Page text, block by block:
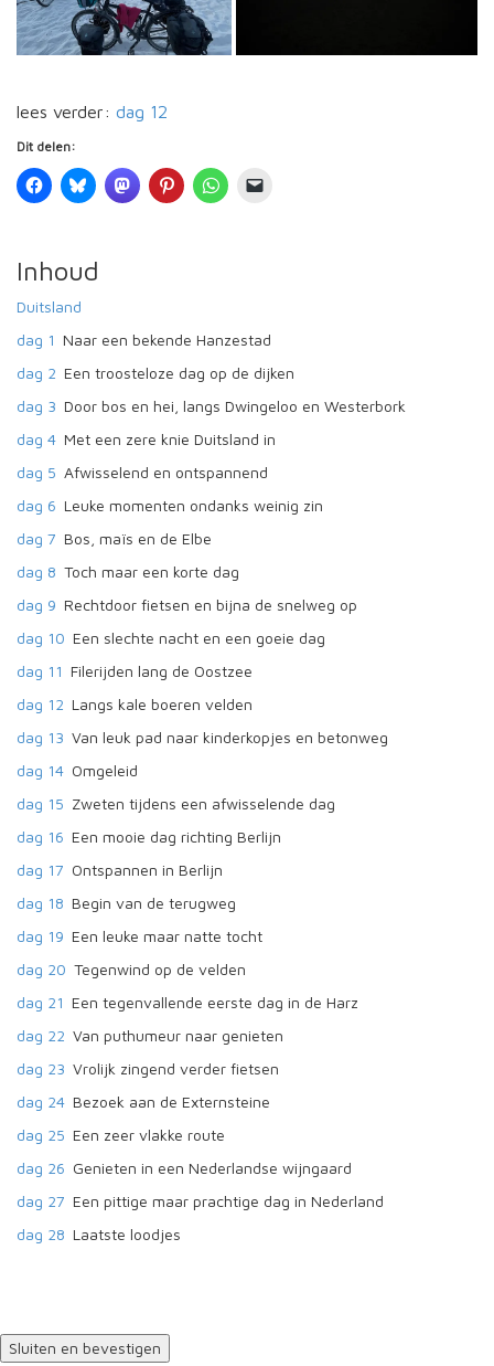
lees verder: dag 12
Dit delen:
Inhoud
Duitsland
dag 1 Naar een bekende Hanzestad
dag 2 Een troosteloze dag op de dijken
dag 3 Door bos en hei, langs Dwingeloo en Westerbork
dag 4 Met een zere knie Duitsland in
dag 5 Afwisselend en ontspannend
dag 6 Leuke momenten ondanks weinig zin
dag 7 Bos, maïs en de Elbe
dag 8 Toch maar een korte dag
dag 9 Rechtdoor fietsen en bijna de snelweg op
dag 10 Een slechte nacht en een goeie dag
dag 11 Filerijden lang de Oostzee
dag 12 Langs kale boeren velden
dag 13 Van leuk pad naar kinderkopjes en betonweg
dag 14 Omgeleid
dag 15 Zweten tijdens een afwisselende dag
dag 16 Een mooie dag richting Berlijn
dag 17 Ontspannen in Berlijn
dag 18 Begin van de terugweg
dag 19 Een leuke maar natte tocht
dag 20 Tegenwind op de velden
dag 21 Een tegenvallende eerste dag in de Harz
dag 22 Van puthumeur naar genieten
dag 23 Vrolijk zingend verder fietsen
dag 24 Bezoek aan de Externsteine
dag 25 Een zeer vlakke route
dag 26 Genieten in een Nederlandse wijngaard
dag 27 Een pittige maar prachtige dag in Nederland
dag 28 Laatste loodjes